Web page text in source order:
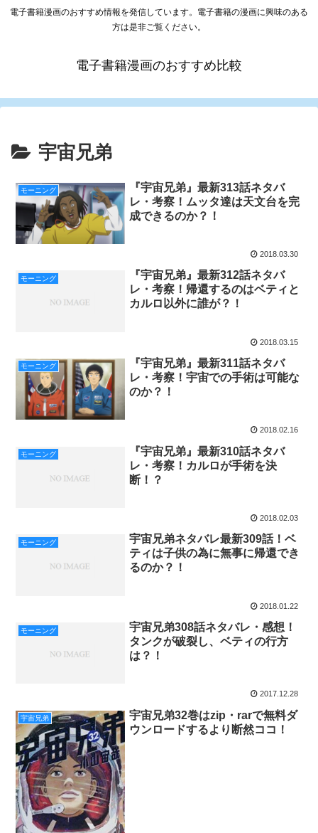
電子書籍漫画のおすすめ情報を発信しています。電子書籍の漫画に興味のある
方は是非ご覧ください。
電子書籍漫画のおすすめ比較
宇宙兄弟
モーニング
『宇宙兄弟』最新313話ネタバ
レ・考察！ムッタ達は天文台を完
成できるのか？！
2018.03.30
モーニング
『宇宙兄弟』最新312話ネタバ
レ・考察！帰還するのはベティと
カルロ以外に誰が？！
2018.03.15
モーニング
『宇宙兄弟』最新311話ネタバ
レ・考察！宇宙での手術は可能な
のか？！
2018.02.16
モーニング
『宇宙兄弟』最新310話ネタバ
レ・考察！カルロが手術を決
断！？
2018.02.03
モーニング
宇宙兄弟ネタバレ最新309話！ベ
ティは子供の為に無事に帰還でき
るのか？！
2018.01.22
モーニング
宇宙兄弟308話ネタバレ・感想！
タンクが破裂し、ベティの行方
は？！
2017.12.28
宇宙兄弟
宇宙兄弟32巻はzip・rarで無料ダ
ウンロードするより断然ココ！